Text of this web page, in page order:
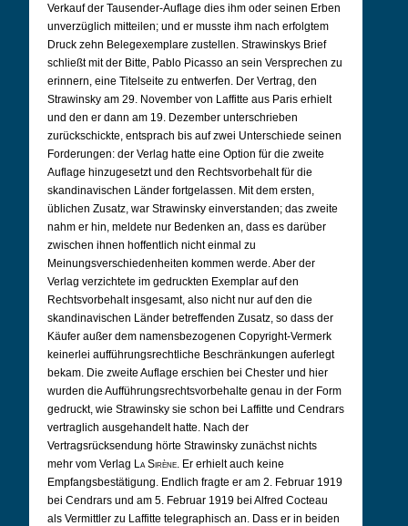
Verkauf der Tausender-Auflage dies ihm oder seinen Erben
unverzüglich mitteilen; und er musste ihm nach erfolgtem
Druck zehn Belegexemplare zustellen. Strawinskys Brief
schließt mit der Bitte, Pablo Picasso an sein Versprechen zu
erinnern, eine Titelseite zu entwerfen. Der Vertrag, den
Strawinsky am 29. November von Laffitte aus Paris erhielt
und den er dann am 19. Dezember unterschrieben
zurückschickte, entsprach bis auf zwei Unterschiede seinen
Forderungen: der Verlag hatte eine Option für die zweite
Auflage hinzugesetzt und den Rechtsvorbehalt für die
skandinavischen Länder fortgelassen. Mit dem ersten,
üblichen Zusatz, war Strawinsky einverstanden; das zweite
nahm er hin, meldete nur Bedenken an, dass es darüber
zwischen ihnen hoffentlich nicht einmal zu
Meinungsverschiedenheiten kommen werde. Aber der
Verlag verzichtete im gedruckten Exemplar auf den
Rechtsvorbehalt insgesamt, also nicht nur auf den die
skandinavischen Länder betreffenden Zusatz, so dass der
Käufer außer dem namensbezogenen Copyright-Vermerk
keinerlei aufführungsrechtliche Beschränkungen auferlegt
bekam. Die zweite Auflage erschien bei Chester und hier
wurden die Aufführungsrechtsvorbehalte genau in der Form
gedruckt, wie Strawinsky sie schon bei Laffitte und Cendrars
vertraglich ausgehandelt hatte. Nach der
Vertragsrücksendung hörte Strawinsky zunächst nichts
mehr vom Verlag La Sirène. Er erhielt auch keine
Empfangsbestätigung. Endlich fragte er am 2. Februar 1919
bei Cendrars und am 5. Februar 1919 bei Alfred Cocteau
als Vermittler zu Laffitte telegraphisch an. Dass er in beiden